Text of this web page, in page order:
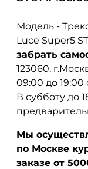
Модель -
Luce Super5
забрать
123060,
09:00 до
В субботу до
Мы
по Москве
заказе от